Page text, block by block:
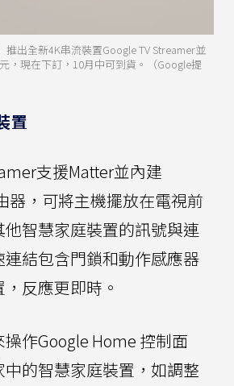
推出全新4K串流裝置Google TV Streamer並
，現在下訂，10月中可到貨。（Google提
置
支援Matter並內建
器，可將主機擺放在電視前
智慧家庭裝置的訊號與連
結包含門鎖和動作感應器
反應更即時。
作Google Home 控制面
的智慧家庭裝置，如調整